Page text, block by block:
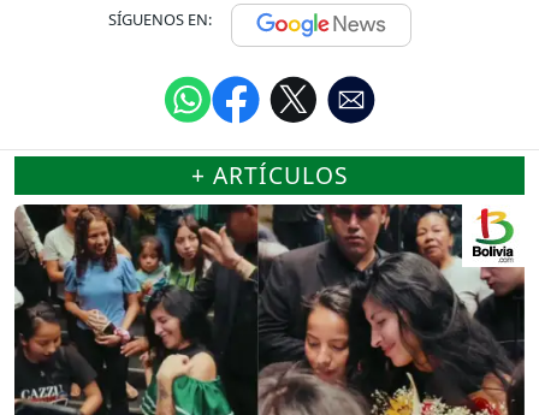
SÍGUENOS EN:
+ ARTÍCULOS